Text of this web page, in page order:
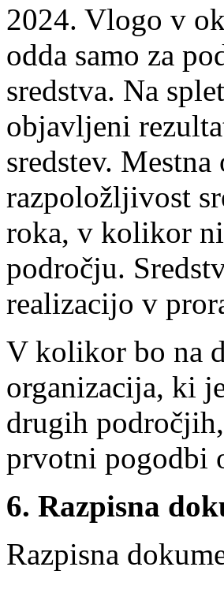
2024. Vlogo v
odda samo za
sredstva. Na
objavljeni
sredstev.
razpoložljivost
roka, v kolikor ni
področju.
realizacijo v
V kolikor bo na
organizacija, ki
drugih
prvotni pogodbi
6. Razpisna
Razpisna